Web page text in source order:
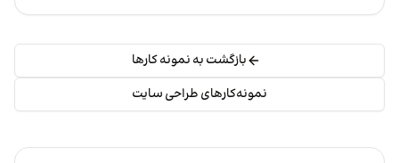
بازگشت به نمونه کارها
نمونه‌کارهای طراحی سایت